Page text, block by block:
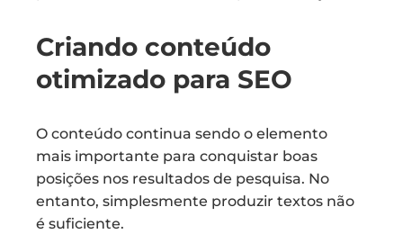
Criando conteúdo
otimizado para SEO
O conteúdo continua sendo o elemento
mais importante para conquistar boas
posições nos resultados de pesquisa. No
entanto, simplesmente produzir textos não
é suficiente.